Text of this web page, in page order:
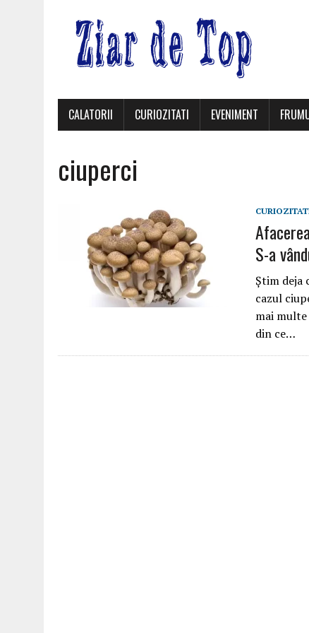
CALATORII CURIOZITATI EVENIMENT
ciuperci
S-a
Știm deja
cazul
mai
din ce…